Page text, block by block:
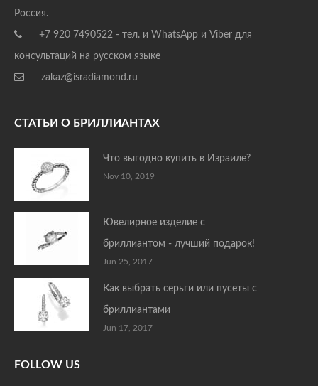
Россия.
+7 920 7490522 - тел. и WhatsApp и Viber для
консультаций на русском языке
zakaz@isradiamond.ru
СТАТЬИ О БРИЛЛИАНТАХ
Что выгодно купить в Израиле?
Nov 10, 2019
Ювелирное изделие с
бриллиантом - лучший подарок!
Jun 25, 2017
Как выбрать серьги или пусеты с
бриллиантами
Jun 17, 2017
FOLLOW US